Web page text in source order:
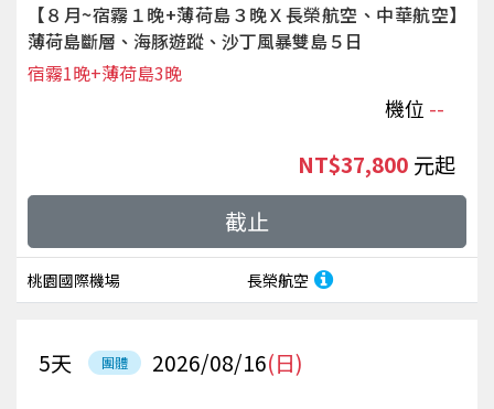
【８月~宿霧１晚+薄荷島３晚Ｘ長榮航空、中華航空】
薄荷島斷層、海豚遊蹤、沙丁風暴雙島５日
機位 --
宿霧1晚+薄荷島3晚
桃園國際機場 長榮航空
NT$37,800 起
截止
團體 2026/08/16(日)
5天